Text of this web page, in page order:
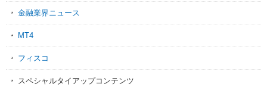
金融業界ニュース
MT4
フィスコ
スペシャルタイアップコンテンツ